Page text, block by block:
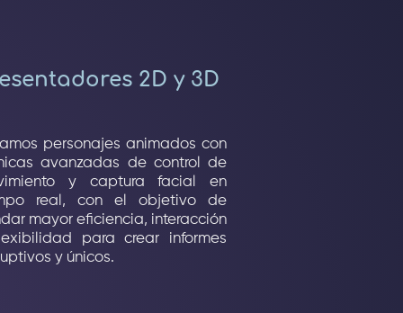
2D y 3D
personajes animados con
avanzadas de control de
y captura facial en
real, con el objetivo de
mayor eficiencia, interacción
para crear informes
y únicos.